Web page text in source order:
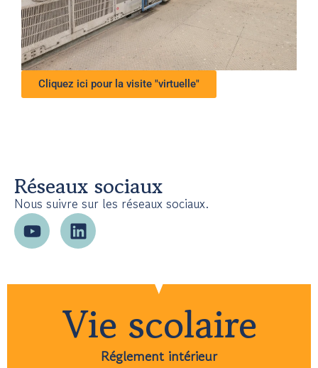
Cliquez ici pour la visite "virtuelle"
Réseaux sociaux
Nous suivre sur les réseaux sociaux.
Vie scolaire
Réglement intérieur